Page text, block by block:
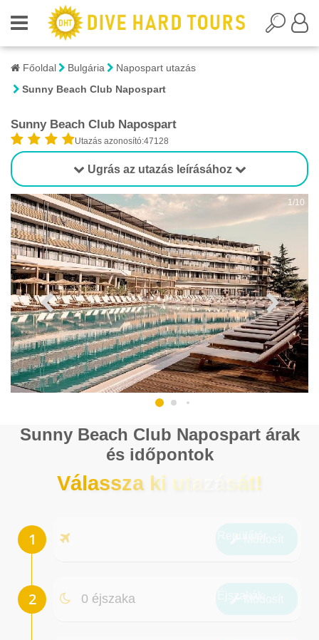
Főoldal Bulgária
Napospart utazás
Sunny Beach Club Napospart
Sunny Beach Club Napospart
Utazás azonosító:47128
Ugrás az utazás leírásához
1/10
Sunny Beach Club Napospart árak
és időpontok
Válassza ki utazását!
0 éjszaka